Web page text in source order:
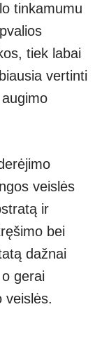
tinkamumu
tiek labai
vertinti
veislės
ir
bei
dažnai
gerai
veislės.